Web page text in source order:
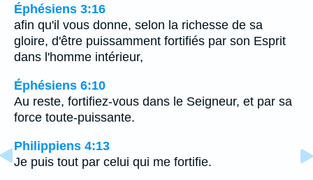
Éphésiens 3:16
afin qu'il vous donne, selon la richesse de sa
gloire, d'être puissamment fortifiés par son Esprit
dans l'homme intérieur,
Éphésiens 6:10
Au reste, fortifiez-vous dans le Seigneur, et par sa
force toute-puissante.
Philippiens 4:13
Je puis tout par celui qui me fortifie.